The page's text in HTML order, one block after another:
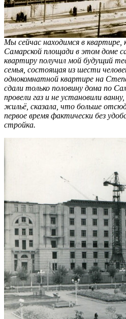
Мы сейчас находимся в квартире,
Самарской площади в этом доме
квартиру получил мой будущий
семья, состоящая из шести
однокомнатной квартире на
сдали только половину дома по
провели газ и не установили
жильё, сказала, что больше
первое время фактически без
стройка.